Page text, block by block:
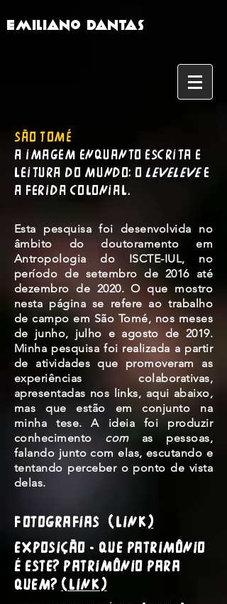
Emiliano Dantas
São TomÉ
A imagem enquanto escrita e
leitura do mundo: olevelevee
a ferida colonial.
Esta pesquisa foi desenvolvida no
âmbito do doutoramento em
Antropologia do ISCTE-IUL, no
período de setembro de 2016 até
dezembro de 2020. O que mostro
nesta página se refere ao trabalho
de campo em São Tomé, nos meses
de junho, julho e agosto de 2019.
Minha pesquisa foi realizada a partir
de atividades que promoveram as
experiências colaborativas,
apresentadas nos links, aqui abaixo,
mas que estão em conjunto na
minha tese. A ideia foi produzir
conhecimento comas pessoas,
falando junto com elas, escutando e
tentando perceber o ponto de vista
delas.
Fotografias ( LINK)
Exposição - Que patrimônio
é este? Patrimônio para
quem? (LINK)